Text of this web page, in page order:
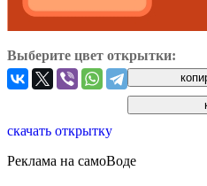
Выберите цвет открытки:
скачать открытку
Реклама на самоВоде